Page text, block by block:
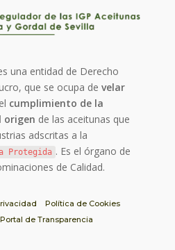
una entidad de Derecho
que se ocupa develar
cumplimiento de la
origen de las aceitunas que
adscritas a la
Protegida . Es el órgano de
de Calidad.
Política de Cookies
Portal de Transparencia